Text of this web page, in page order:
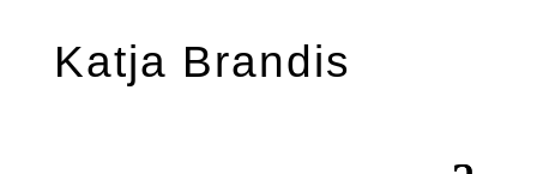
Katja Brandis